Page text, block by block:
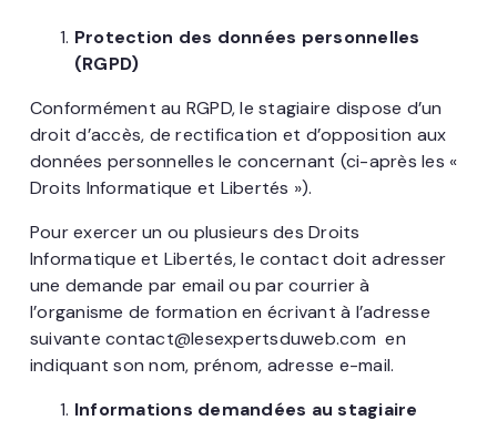
Protection des données personnelles
(RGPD)
Conformément au RGPD, le stagiaire dispose d’un
droit d’accès, de rectification et d’opposition aux
données personnelles le concernant (ci-après les «
Droits Informatique et Libertés »).
Pour exercer un ou plusieurs des Droits
Informatique et Libertés, le contact doit adresser
une demande par email ou par courrier à
l’organisme de formation en écrivant à l’adresse
suivantecontact@lesexpertsduweb.com en
indiquant son nom, prénom, adresse e-mail.
Informations demandées au stagiaire